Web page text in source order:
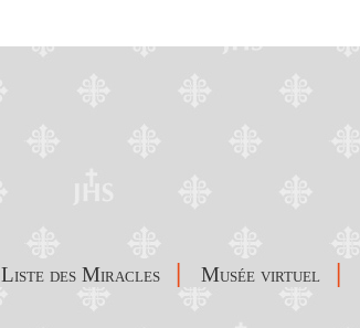
Liste des Miracles Musée virtuel